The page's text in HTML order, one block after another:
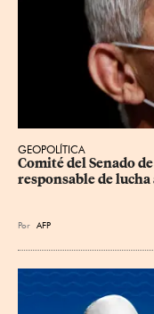
GEOPOLÍTICA
Comité del Senado
responsable de
Por AFP